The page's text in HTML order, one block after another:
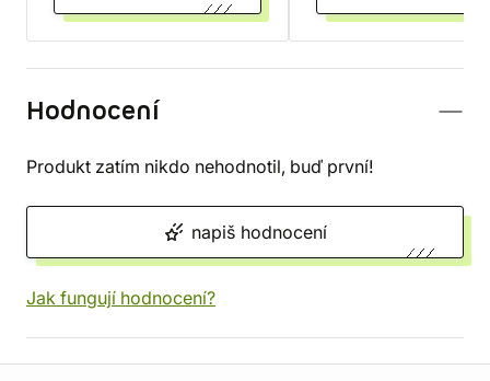
Hodnocení
Produkt zatím nikdo nehodnotil, buď první!
napiš hodnocení
Jak fungují hodnocení?